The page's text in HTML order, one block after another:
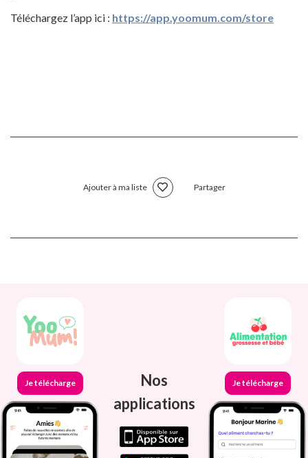
Téléchargez l’app ici : https://app.yoomum.com/store
Ajouter à ma liste Partager
Je télécharge
Nos
applications
Je télécharge